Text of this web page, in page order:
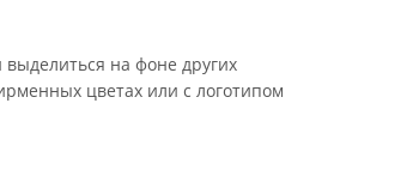
на фоне других
цветах или с логотипом